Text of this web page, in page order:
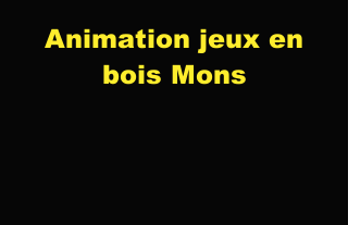
Animation jeux en
bois Mons